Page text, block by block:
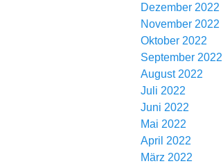
Dezember 2022
November 2022
Oktober 2022
September 2022
August 2022
Juli 2022
Juni 2022
Mai 2022
April 2022
März 2022